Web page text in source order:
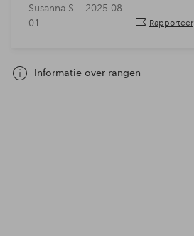
gelegenheden. Ik ben 1,75 m lang
Susanna S — 2025-08-
01
Rapporteer
Informatie over rangen